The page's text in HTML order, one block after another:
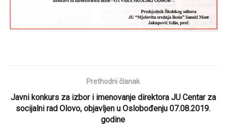
Prethodni članak
Javni konkurs za izbor i imenovanje direktora JU Centar za
socijalni rad Olovo, objavljen u Oslobođenju 07.08.2019.
godine